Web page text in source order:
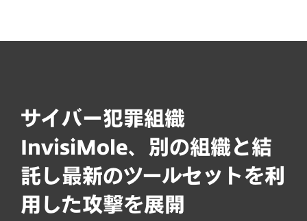
サイバー犯罪組織
InvisiMole、別の組織と結
託し最新のツールセットを利
用した攻撃を展開